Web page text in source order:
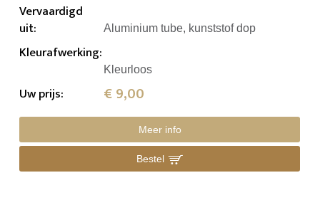
Vervaardigd
uit: Aluminium tube, kunststof dop
Kleurafwerking:
Kleurloos
Uw prijs: € 9,00
Meer info
Bestel